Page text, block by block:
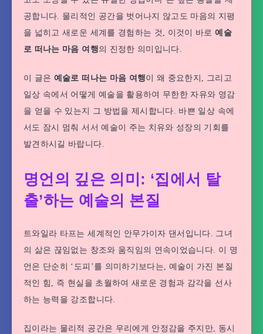
공합니다. 물리적인 공간을 벗어나지 않고도 마음의 지평
을 넓히고 새로운 세계를 경험하는 것, 이것이 바로예술
로 떠나는 마음 여행의 진정한 의미입니다.
이 글은 예술로 떠나는 마음 여행이 왜 중요한지, 그리고
일상 속에서 어떻게 예술을 활용하여 무한한 자유와 영감
을 얻을 수 있는지 그 방법을 제시합니다. 바쁜 일상 속에
서도 잠시 멈춰 서서 예술이 주는 치유와 성장의 기회를
발견하시길 바랍니다.
명언의 깊은 의미: ‘집에서 탈
출’하는 예술의 본질
트와일라 타프는 세계적인 안무가이자 댄서입니다. 그녀
의 삶은 끊임없는 창조와 움직임의 연속이었습니다. 이 명
언은 단순히 ‘도피’를 의미하기보다는, 예술이 가진 본질
적인 힘, 즉 현실을 초월하여 새로운 경험과 감각을 선사
하는 능력을 강조합니다.
집이라는 물리적 공간은 우리에게 안정감을 주지만, 동시